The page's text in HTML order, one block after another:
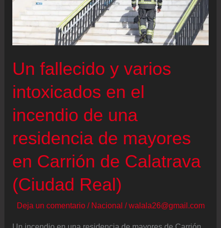
ciudad
mucho
próxima”
Un fallecido y varios
intoxicados en el
incendio de una
residencia de mayores
en Carrión de Calatrava
(Ciudad Real)
Deja un comentario / Nacional /walala26@gmail.com